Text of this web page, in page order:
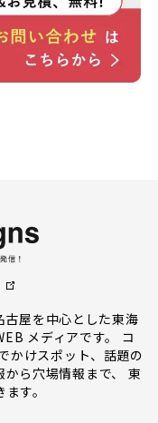
屋を中心とした東海
メディアです。 コ
かけスポット、話題の
ら穴場情報まで、 東
す。